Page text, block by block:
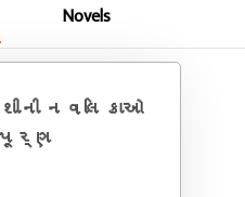
Novels
નવલિકાઓ